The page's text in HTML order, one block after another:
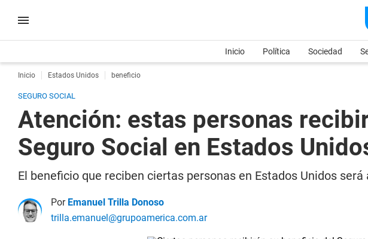
Inicio Política Sociedad
Inicio Estados Unidos beneficio
SEGURO SOCIAL
Atención: estas personas
Seguro Social en Estados
El beneficio que reciben ciertas personas en Estados Unidos
Por Emanuel Trilla Donoso
trilla.emanuel@grupoamerica.com.ar